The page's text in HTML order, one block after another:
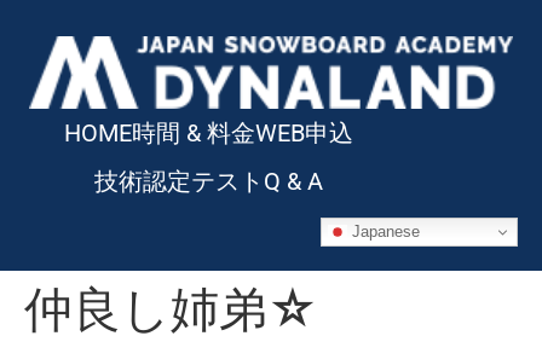
HOME時間 & 料金WEB申込
技術認定テスト Q & A
Japanese
仲良し姉弟☆